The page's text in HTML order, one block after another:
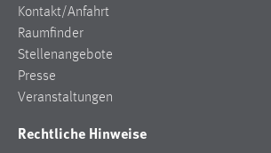
Kontakt/Anfahrt
Raumfinder
Stellenangebote
Presse
Veranstaltungen
Rechtliche Hinweise